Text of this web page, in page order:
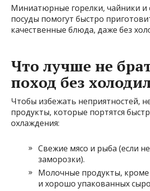
Миниатюрные горелки, чайники и
посуды помогут быстро
качественные блюда, даже без
Что лучше не
поход без
Чтобы избежать неприятностей,
продукты, которые портятся
охлаждения:
Свежие мясо и рыба (если
заморозки).
Молочные продукты, кроме
и хорошо упакованных